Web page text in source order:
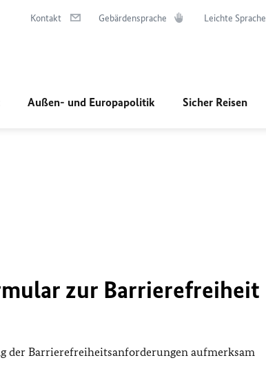
Kontakt Gebärdensprache Leichte Sprache
Außen- und Europapolitik Sicher Reisen
zur Barrierefreiheit
der Barrierefreiheitsanforderungen aufmerksam